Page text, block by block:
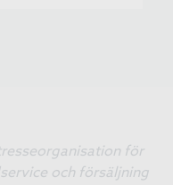
för
och försäljning